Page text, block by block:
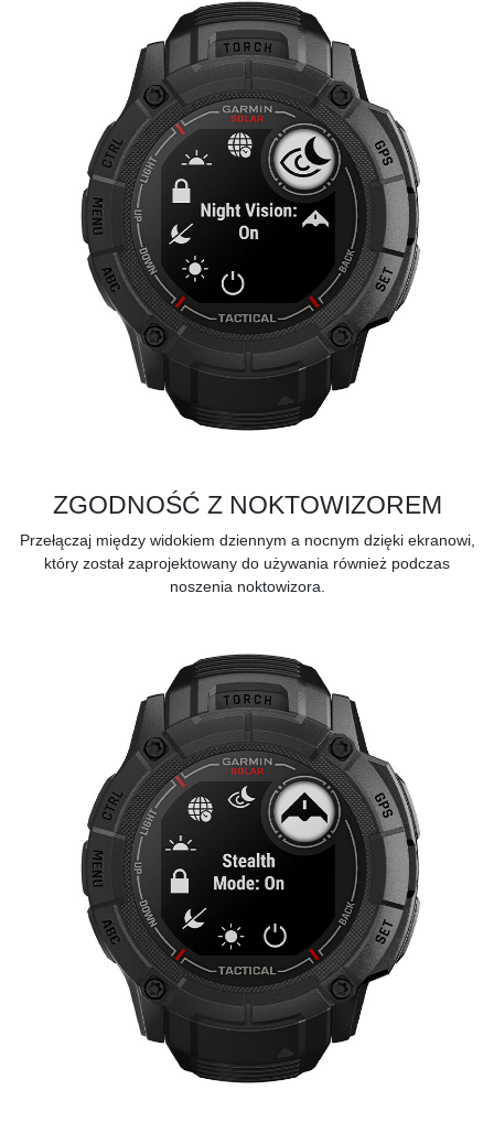
ZGODNOŚĆ Z NOKTOWIZOREM
Przełączaj między widokiem dziennym a nocnym dzięki ekranowi,
który został zaprojektowany do używania również podczas
noszenia noktowizora.